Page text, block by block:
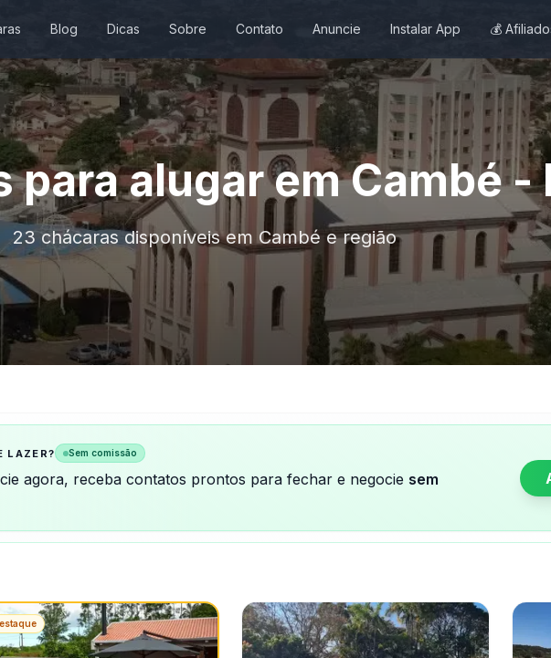
Blog Dicas Sobre Contato Anuncie Instalar App 💰
para alugar em Cambé -
23 chácaras disponíveis em Cambé e região
LAZER? Sem comissão
agora, receba contatos prontos para fechar e negocie sem